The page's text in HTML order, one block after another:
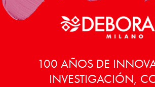
100 AÑOS DE
INVESTIGACIÓN,